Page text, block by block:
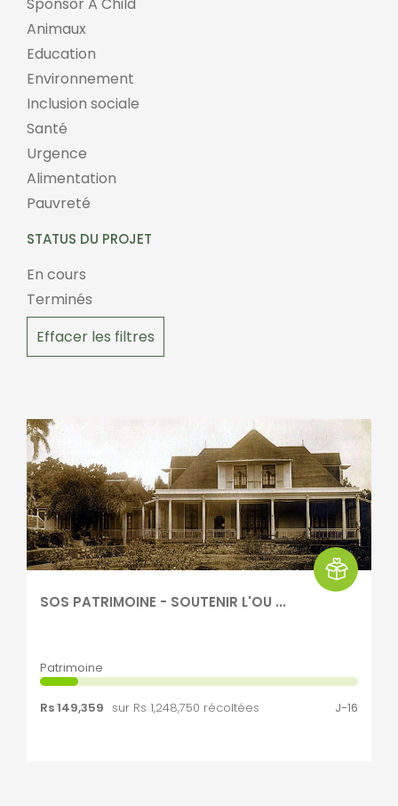
Animaux
Education
Environnement
Inclusion sociale
Santé
Urgence
Alimentation
Pauvreté
STATUS DU PROJET
En cours
Terminés
Effacer les filtres
SOS PATRIMOINE - SOUTENIR L'OU ...
Patrimoine
Rs 149,359 sur Rs 1,248,750 récoltées J-16